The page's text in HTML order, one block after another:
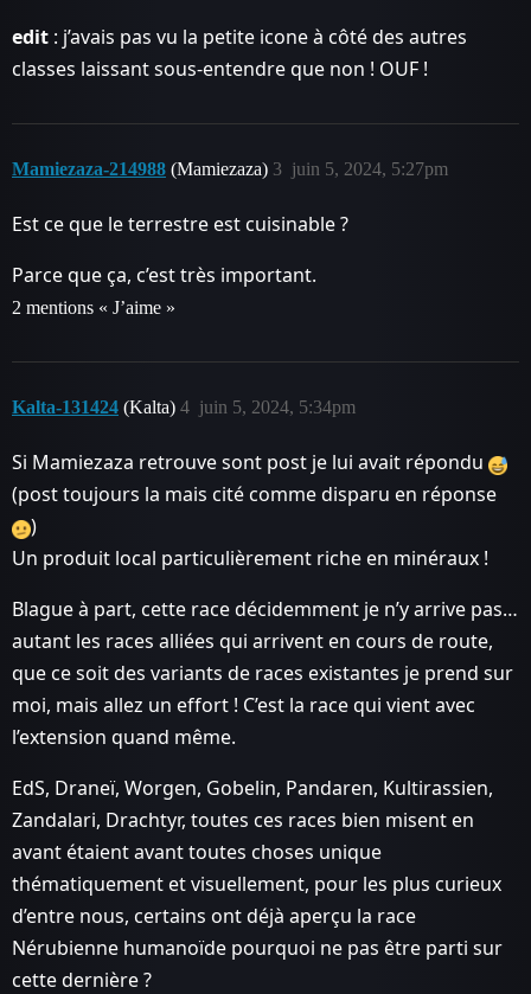
edit : j’avais pas vu la petite icone à côté des autres
classes laissant sous-entendre que non ! OUF !
Mamiezaza-214988 (Mamiezaza) juin 5, 2024, 5:27pm
3
Est ce que le terrestre est cuisinable ?
Parce que ça, c’est très important.
2 mentions « J’aime »
Kalta-131424 (Kalta) juin 5, 2024, 5:34pm
4
Si Mamiezaza retrouve sont post je lui avait répondu
(post toujours la mais cité comme disparu en réponse
)
Un produit local particulièrement riche en minéraux !
Blague à part, cette race décidemment je n’y arrive pas…
autant les races alliées qui arrivent en cours de route,
que ce soit des variants de races existantes je prend sur
moi, mais allez un effort ! C’est la race qui vient avec
l’extension quand même.
EdS, Draneï, Worgen, Gobelin, Pandaren, Kultirassien,
Zandalari, Drachtyr, toutes ces races bien misent en
avant étaient avant toutes choses unique
thématiquement et visuellement, pour les plus curieux
d’entre nous, certains ont déjà aperçu la race
Nérubienne humanoïde pourquoi ne pas être parti sur
cette dernière ?